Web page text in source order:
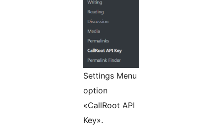
Settings Menu
option
«CallRoot API
Key».